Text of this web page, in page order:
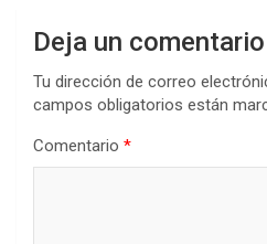
Deja un comentario
Tu dirección de correo
campos obligatorios están
Comentario *